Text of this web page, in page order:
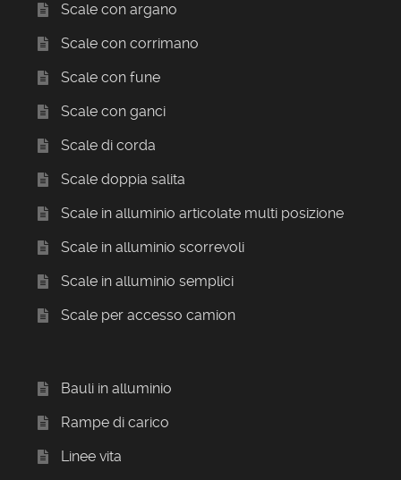
Scale con argano
Scale con corrimano
Scale con fune
Scale con ganci
Scale di corda
Scale doppia salita
Scale in alluminio articolate multi posizione
Scale in alluminio scorrevoli
Scale in alluminio semplici
Scale per accesso camion
Bauli in alluminio
Rampe di carico
Linee vita